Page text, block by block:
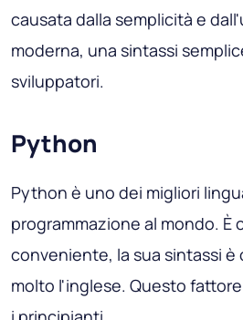
causata dalla semplicità e
moderna, una sintassi
sviluppatori.
Python
Python è uno dei migliori
programmazione al mondo. È
conveniente, la sua sintassi è
molto l'inglese. Questo